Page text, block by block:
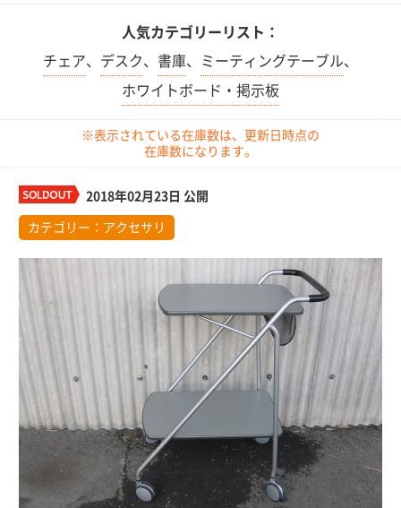
人気カテゴリーリスト：
チェア、 デスク、 書庫、 ミーティングテーブル、
ホワイトボード・掲示板
※表示されている在庫数は、更新日時点の
在庫数になります。
2018年02月23日 公開
カテゴリー： アクセサリ